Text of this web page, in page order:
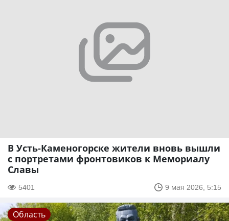
В Усть-Каменогорске жители вновь вышли
с портретами фронтовиков к Мемориалу
Славы
5401 9 мая 2026, 5:15
Область